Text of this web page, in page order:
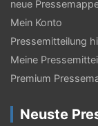
N
a
v
g
neue
Mein Konto
Pressemitteilung
Meine
Premium
Neuste